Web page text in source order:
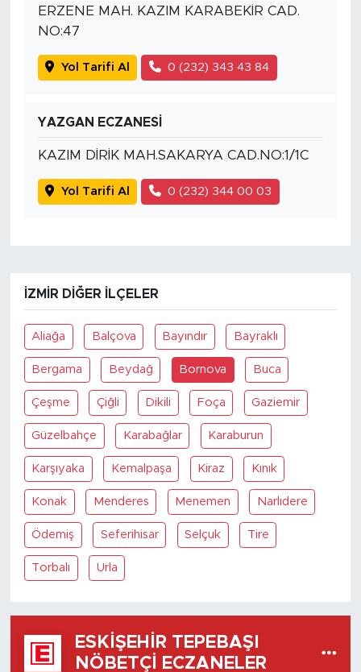
ERZENE MAH. KAZIM KARABEKİR CAD.
NO:47
Yol Tarifi Al 0 (232) 343 43 84
YAZGAN ECZANESİ
KAZIM DİRİK MAH.SAKARYA CAD.NO:1/1C
Yol Tarifi Al 0 (232) 344 00 03
İZMIR DIĞER İLÇELER
Aliağa Balçova Bayındır Bayraklı
Bergama Beydağ Bornova Buca
Çeşme Çiğli Dikili Foça Gaziemir
Güzelbahçe Karabağlar Karaburun
Karşıyaka Kemalpaşa Kiraz Kınık
Konak Menderes Menemen Narlıdere
Ödemiş Seferihisar Selçuk Tire
Torbalı Urla
ESKIŞEHIR TEPEBAŞI
NÖBETÇI ECZANELER